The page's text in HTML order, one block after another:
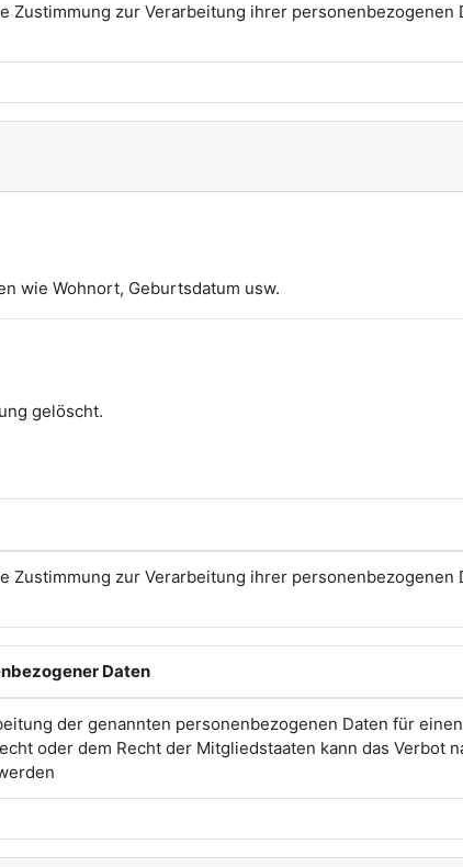
Zustimmung zur Verarbeitung ihrer
wie Wohnort, Geburtsdatum usw.
gelöscht.
Zustimmung zur Verarbeitung ihrer
Daten
der genannten personenbezogenen Daten für
oder dem Recht der Mitgliedstaaten kann das Verbot